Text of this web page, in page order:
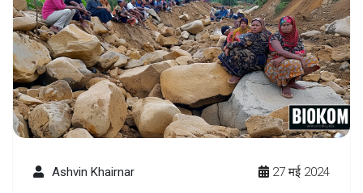
Ashvin Khairnar 27 मई 2024